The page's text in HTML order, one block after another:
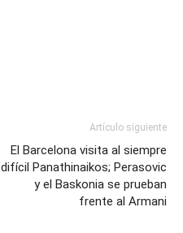
Artículo siguiente
El Barcelona visita al siempre
difícil Panathinaikos; Perasovic
y el Baskonia se prueban
frente al Armani